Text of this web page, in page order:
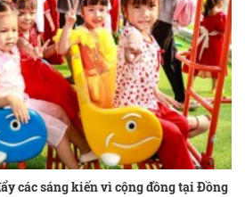
các sáng kiến vì cộng đồng tại Đồng